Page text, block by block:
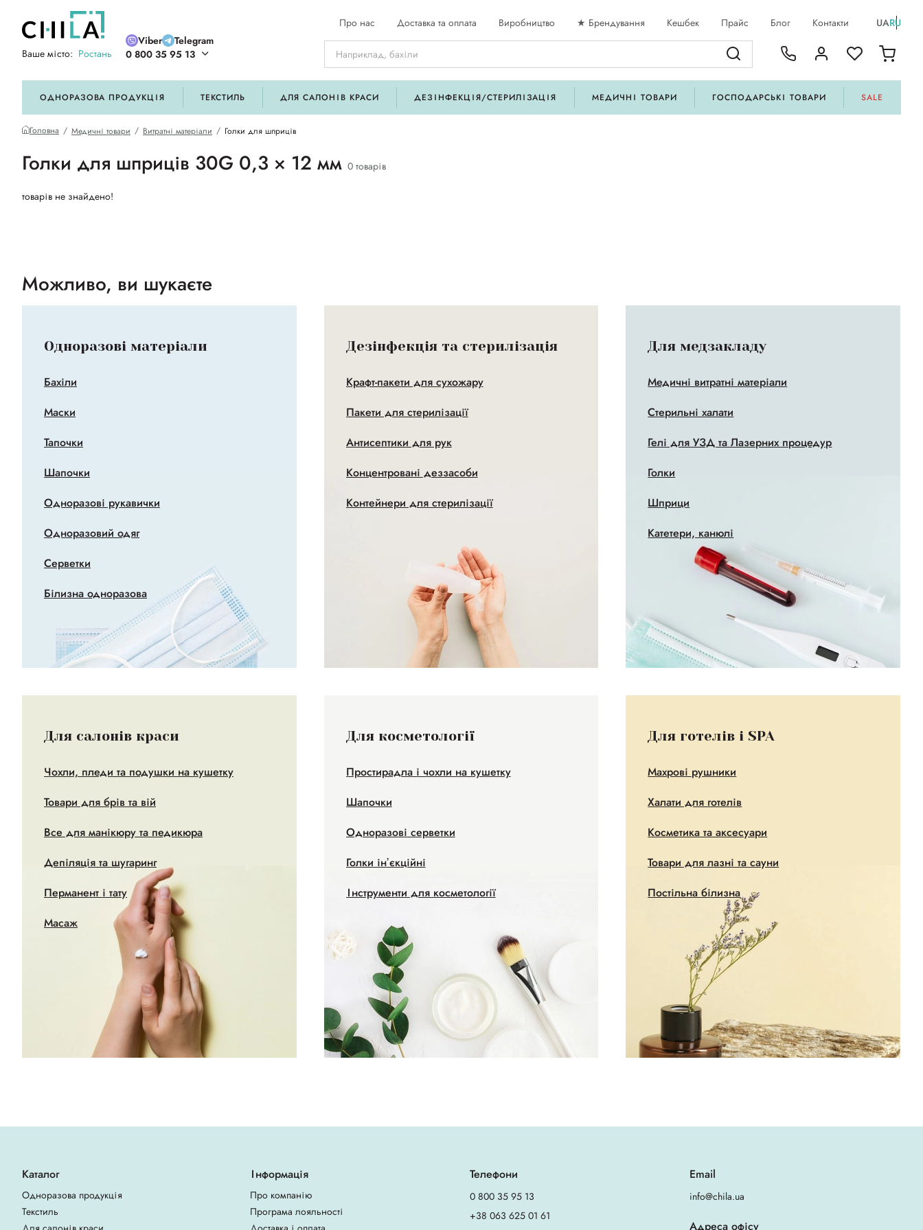
Ваше місто: Ростань
Viber
Telegram
0 800 35 95 13
Про нас Доставка та оплата Виробництво ★ Брендування Кешбек Прайс Блог Контакти UARU
ОДНОРАЗОВА ПРОДУКЦІЯ ТЕКСТИЛЬ ДЛЯ САЛОНІВ КРАСИ ДЕЗІНФЕКЦІЯ/СТЕРИЛІЗАЦІЯ МЕДИЧНІ ТОВАРИ ГОСПОДАРСЬКІ ТОВАРИ SALE
Головна Медичні товари Витратні матеріали Голки для шприців
Голки для шприців 30G 0,3 × 12 мм 0 товарів
товарів не знайдено!
Можливо, ви шукаєте
Одноразові матеріали
Бахіли
Маски
Тапочки
Шапочки
Одноразові рукавички
Одноразовий одяг
Серветки
Білизна одноразова
Дезінфекція та стерилізація
Крафт-пакети для сухожару
Пакети для стерилізації
Антисептики для рук
Концентровані деззасоби
Контейнери для стерилізації
Для медзакладу
Медичні витратні матеріали
Стерильні халати
Гелі для УЗД та Лазерних процедур
Голки
Шприци
Катетери, канюлі
Для салонів краси
Чохли, пледи та подушки на кушетку
Товари для брів та вій
Все для манікюру та педикюра
Депіляція та шугаринг
Перманент і тату
Масаж
Для косметології
Простирадла і чохли на кушетку
Шапочки
Одноразові серветки
Голки інʼєкційні
Інструменти для косметології
Для готелів і SPA
Махрові рушники
Халати для готелів
Косметика та аксесуари
Товари для лазні та сауни
Постільна білизна
Каталог
Одноразова продукція
Текстиль
Інформація
Про компанію
Програма лояльності
Телефони
0 800 35 95 13
+38 063 625 01 61
Email
info@chila.ua
Адреса офісу